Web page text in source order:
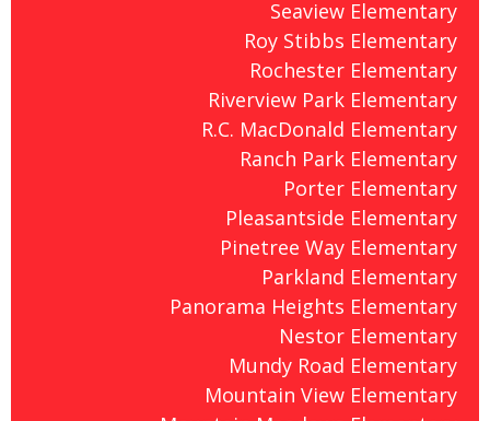
Seaview Elementary
Roy Stibbs Elementary
Rochester Elementary
Riverview Park Elementary
R.C. MacDonald Elementary
Ranch Park Elementary
Porter Elementary
Pleasantside Elementary
Pinetree Way Elementary
Parkland Elementary
Panorama Heights Elementary
Nestor Elementary
Mundy Road Elementary
Mountain View Elementary